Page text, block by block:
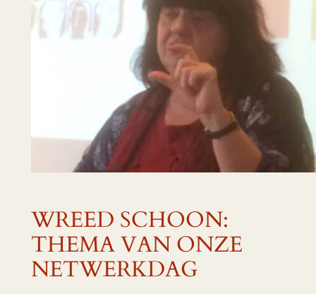
WREED SCHOON:
THEMA VAN ONZE
NETWERKDAG